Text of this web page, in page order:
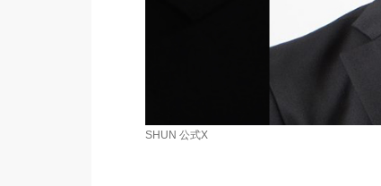
SHUN 公式X